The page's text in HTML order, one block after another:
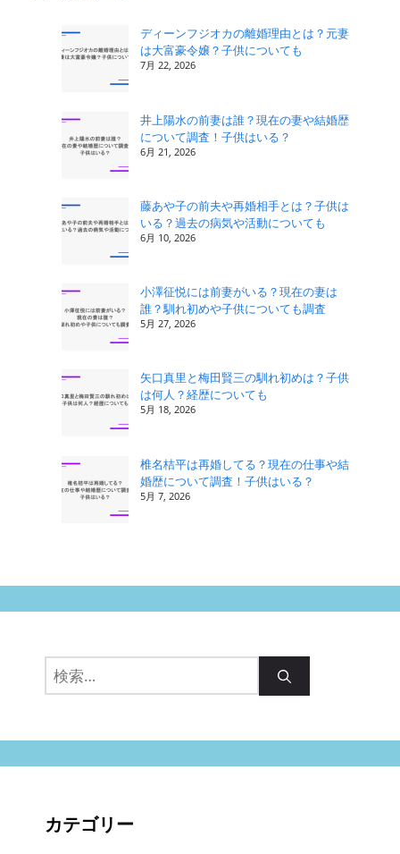
ディーンフジオカの離婚理由とは？元妻
は大富豪令嬢？子供についても
7月 22, 2026
井上陽水の前妻は誰？現在の妻や結婚歴
について調査！子供はいる？
6月 21, 2026
藤あや子の前夫や再婚相手とは？子供は
いる？過去の病気や活動についても
6月 10, 2026
小澤征悦には前妻がいる？現在の妻は
誰？馴れ初めや子供についても調査
5月 27, 2026
矢口真里と梅田賢三の馴れ初めは？子供
は何人？経歴についても
5月 18, 2026
椎名桔平は再婚してる？現在の仕事や結
婚歴について調査！子供はいる？
5月 7, 2026
検
索:
カテゴリー